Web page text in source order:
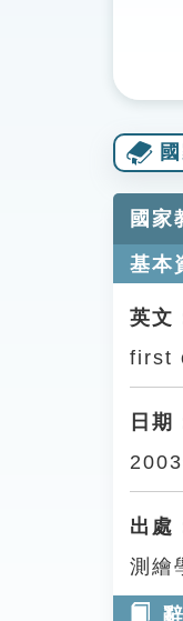
國家
基本
英文
first
日期
出處
測繪